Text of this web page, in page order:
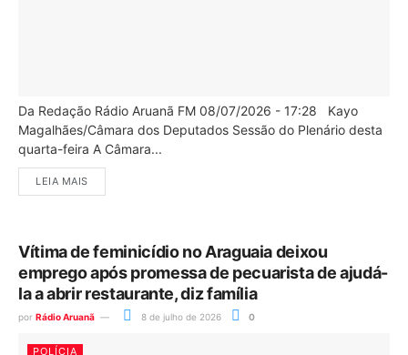
Da Redação Rádio Aruanã FM 08/07/2026 - 17:28 Kayo
Magalhães/Câmara dos Deputados Sessão do Plenário desta
quarta-feira A Câmara...
LEIA MAIS
Vítima de feminicídio no Araguaia deixou
emprego após promessa de pecuarista de ajudá-
la a abrir restaurante, diz família
por Rádio Aruanã 8 de julho de 2026 0
POLÍCIA